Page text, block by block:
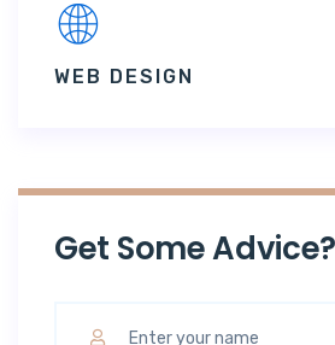
WEB DESIGN
Get Some Advice?